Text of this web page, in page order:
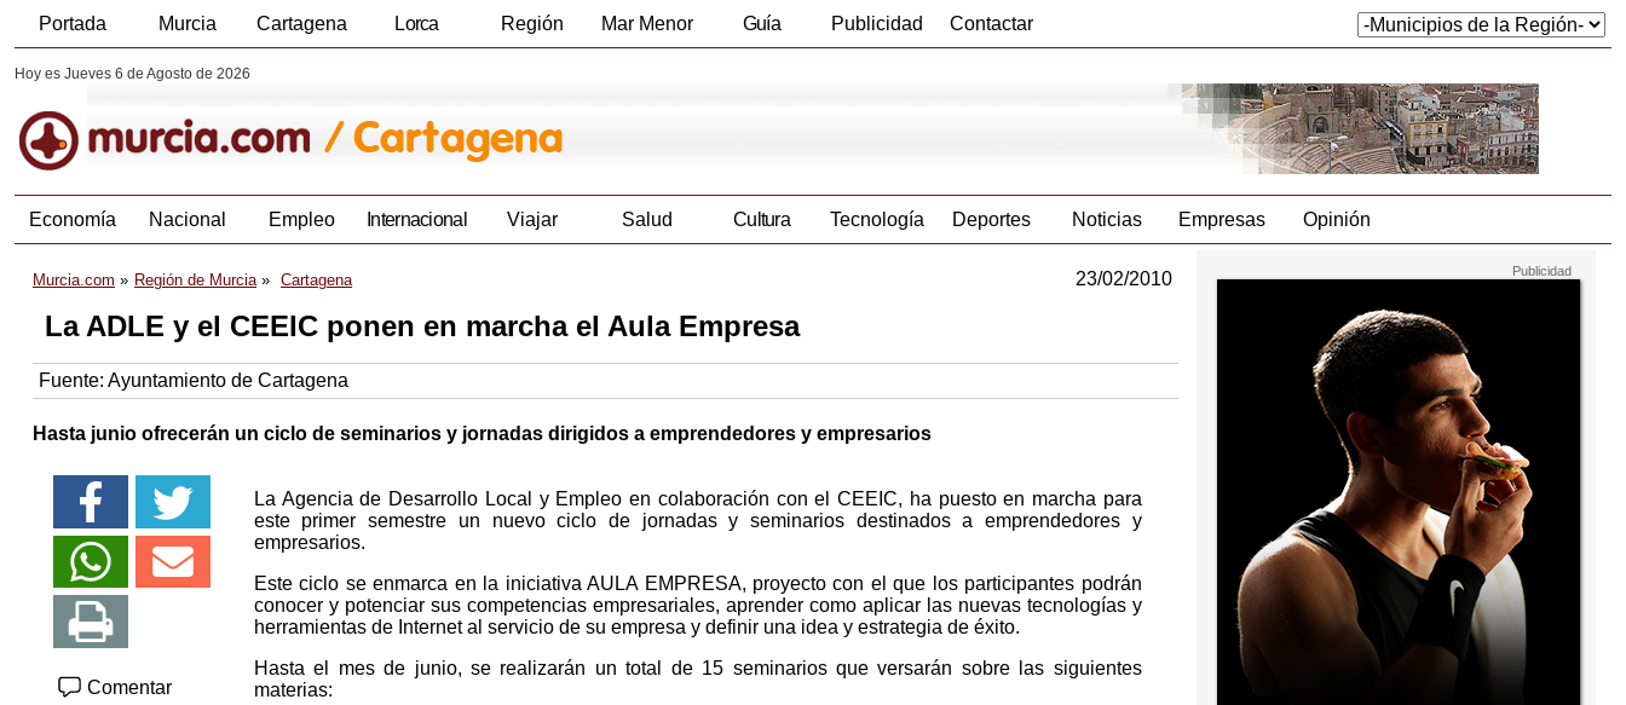
Portada Murcia Cartagena Lorca Región Mar Menor Guía Publicidad Contactar
Hoy es Jueves 6 de Agosto de 2026
Economía Nacional Empleo Internacional Viajar Salud Cultura Tecnología Deportes Noticias Empresas Opinión
Murcia.com Región de Murcia Cartagena 23/02/2010
La ADLE y el CEEIC ponen en marcha el Aula Empresa
Fuente: Ayuntamiento de Cartagena
Hasta junio ofrecerán un ciclo de seminarios y jornadas dirigidos a emprendedores y empresarios
Comentar
La Agencia de Desarrollo Local y Empleo en colaboración con el CEEIC, ha puesto en marcha para
este primer semestre un nuevo ciclo de jornadas y seminarios destinados a emprendedores y
empresarios.
Este ciclo se enmarca en la iniciativa AULA EMPRESA, proyecto con el que los participantes podrán
conocer y potenciar sus competencias empresariales, aprender como aplicar las nuevas tecnologías y
herramientas de Internet al servicio de su empresa y definir una idea y estrategia de éxito.
Hasta el mes de junio, se realizarán un total de 15 seminarios que versarán sobre las siguientes
materias: